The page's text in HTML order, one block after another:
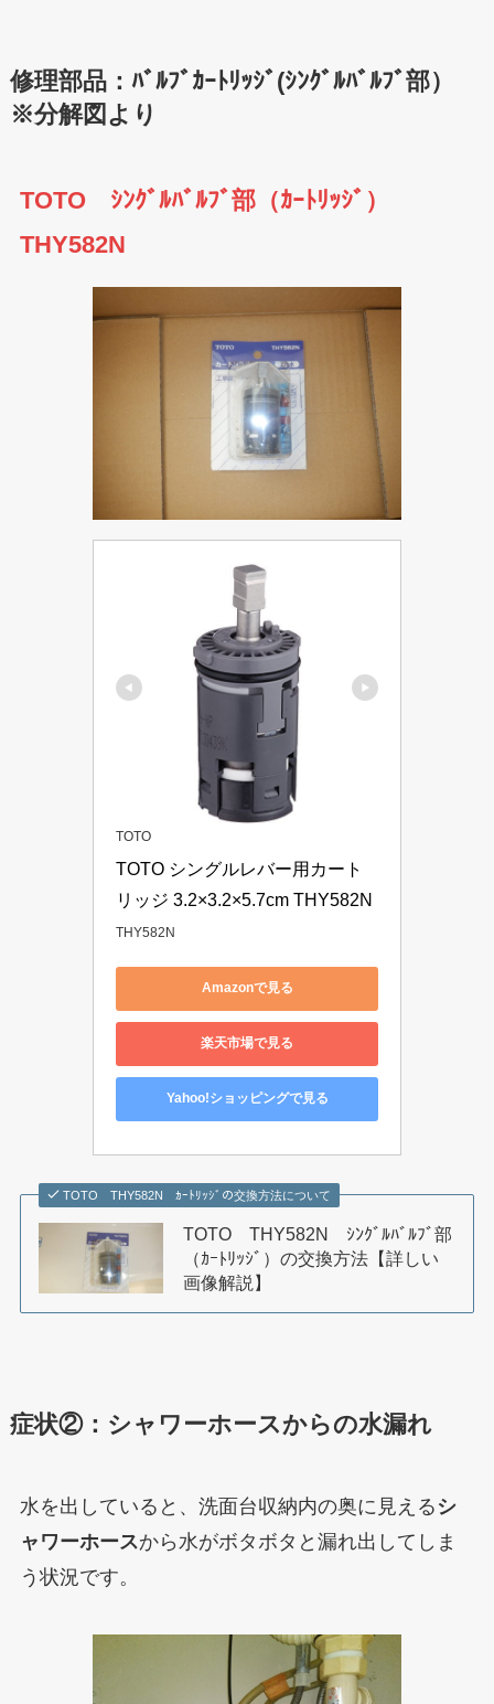
修理部品：ﾊﾞﾙﾌﾞｶｰﾄﾘｯｼﾞ(ｼﾝｸﾞﾙﾊﾞﾙﾌﾞ部）
※分解図より
TOTO ｼﾝｸﾞﾙﾊﾞﾙﾌﾞ部（ｶｰﾄﾘｯｼﾞ）
THY582N
TOTO
TOTO シングルレバー用カート
リッジ ‎3.2×3.2×5.7cm THY582N
THY582N
Amazonで見る
楽天市場で見る
Yahoo!ショッピングで見る
TOTO THY582N ｶｰﾄﾘｯｼﾞの交換方法について
TOTO THY582N ｼﾝｸﾞﾙﾊﾞﾙﾌﾞ部
（ｶｰﾄﾘｯｼﾞ）の交換方法【詳しい
画像解説】
症状②：シャワーホースからの水漏れ
水を出していると、洗面台収納内の奥に見える シ
ャワーホースから水がボタボタと漏れ出してしま
う状況です。